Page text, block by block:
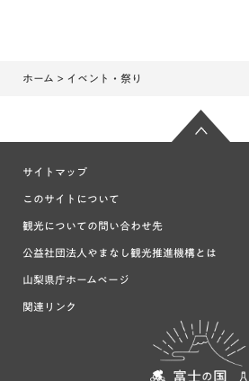
ホーム > イベント・祭り
サイトマップ
このサイトについて
観光についての問い合わせ先
公益社団法人やまなし観光推進機構とは
山梨県庁ホームページ
関連リンク
富士の国や
まなし